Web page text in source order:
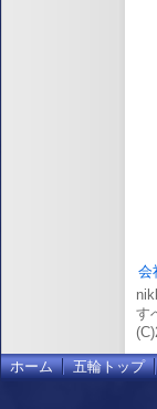
会
す
ホーム 五輪トップ